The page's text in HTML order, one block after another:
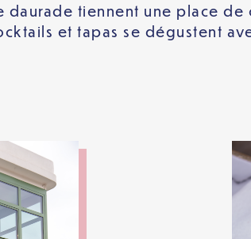
tiennent une place
et tapas se dégustent